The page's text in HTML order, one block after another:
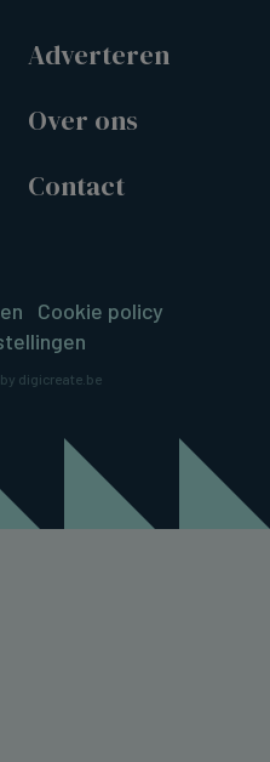
Adverteren
Over ons
Contact
Cookie policy
digicreate.be